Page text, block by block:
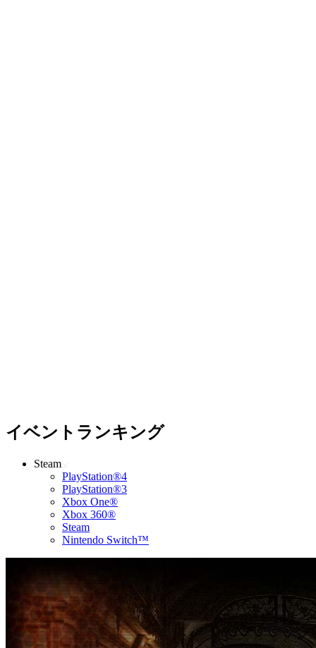
イベントランキング
Steam
PlayStation®4
PlayStation®3
Xbox One®
Xbox 360®
Steam
Nintendo Switch™